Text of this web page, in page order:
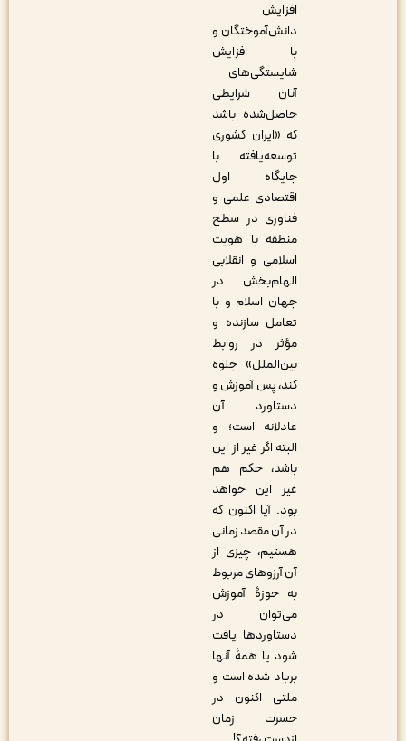
دانش‌آموختگان و
با افزایش
شایستگی‌‏های
آنان شرایطی
حاصل‌شده باشد
که «ایران کشوری
توسعه‌یافته با
جایگاه اول
اقتصادی علمی و
فناوری در سطح
منطقه با هویت
اسلامی و انقلابی
الهام‌بخش در
جهان اسلام و با
تعامل سازنده و
مؤثر در روابط
بین‌الملل» جلوه
کند، پس آموزش و
دستاورد آن
عادلانه است؛ و
البته اگر غیر از این
باشد، حکم هم
غیر این خواهد
بود. آیا اکنون که
در آن مقصد زمانی
هستیم، چیزی از
آن آرزوهای مربوط
به حوزۀ آموزش
می‌توان در
دستاوردها یافت
شود یا همۀ آنها
برباد شده است و
ملتی اکنون در
حسرت زمان